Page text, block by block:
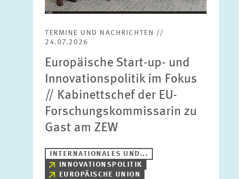
TERMINE UND NACHRICHTEN //
24.07.2026
Europäische Start-up- und
Innovationspolitik im Fokus
// Kabinettschef der EU-
Forschungskommissarin zu
Gast am ZEW
INTERNATIONALES UND...
INNOVATIONSPOLITIK
EUROPÄISCHE UNION